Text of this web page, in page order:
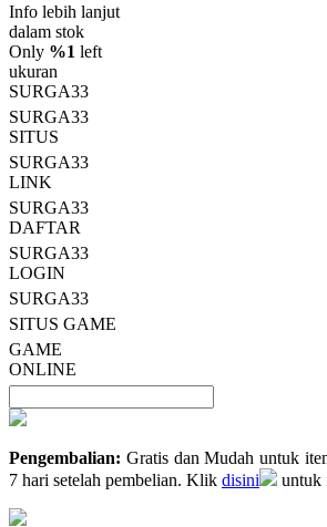
rating
rata-
rata.
Read
13
Reviews.
Tautan
halaman
yang
sama.
Info lebih lanjut
dalam stok
Only %1 left
ukuran
SURGA33
SURGA33
SITUS
SURGA33
LINK
SURGA33
DAFTAR
SURGA33
LOGIN
SURGA33
SITUS GAME
GAME
ONLINE
Pengembalian: Gratis dan Mudah untuk
7 hari setelah pembelian. Klik disini untuk